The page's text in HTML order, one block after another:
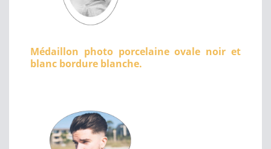
Médaillon photo porcelaine ovale noir et
blanc bordure blanche.